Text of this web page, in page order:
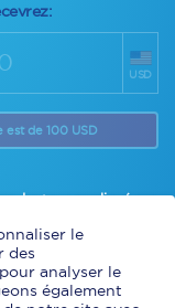
USD
de 100 USD
Le taux appliqué sur
vous obtenez un
de concessions
d'achat)
seulement.
le
des
analyser le
également